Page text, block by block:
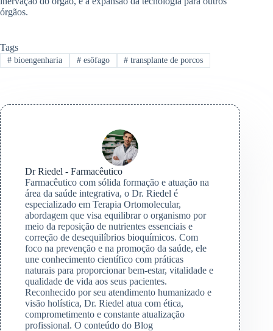
órgãos.
Tags
#bioengenharia #esôfago # transplante de porcos
Dr Riedel - Farmacêutico
Farmacêutico com sólida formação e atuação na
área da saúde integrativa, o Dr. Riedel é
especializado em Terapia Ortomolecular,
abordagem que visa equilibrar o organismo por
meio da reposição de nutrientes essenciais e
correção de desequilíbrios bioquímicos. Com
foco na prevenção e na promoção da saúde, ele
une conhecimento científico com práticas
naturais para proporcionar bem-estar, vitalidade e
qualidade de vida aos seus pacientes.
Reconhecido por seu atendimento humanizado e
visão holística, Dr. Riedel atua com ética,
comprometimento e constante atualização
profissional. O conteúdo do Blog